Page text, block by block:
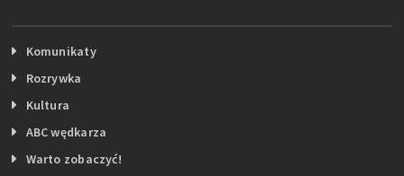
Komunikaty
Rozrywka
Kultura
ABC wędkarza
Warto zobaczyć!